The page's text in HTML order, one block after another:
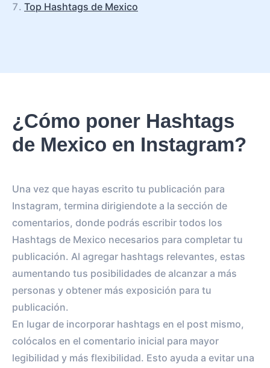
Top Hashtags de Mexico
¿Cómo poner Hashtags
de Mexico en Instagram?
Una vez que hayas escrito tu publicación para
Instagram, termina dirigiendote a la sección de
comentarios, donde podrás escribir todos los
Hashtags de Mexico necesarios para completar tu
publicación. Al agregar hashtags relevantes, estas
aumentando tus posibilidades de alcanzar a más
personas y obtener más exposición para tu
publicación.
En lugar de incorporar hashtags en el post mismo,
colócalos en el comentario inicial para mayor
legibilidad y más flexibilidad. Esto ayuda a evitar una